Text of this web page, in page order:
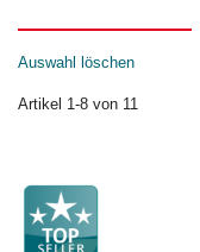
Auswahl löschen
Artikel 1-8 von 11